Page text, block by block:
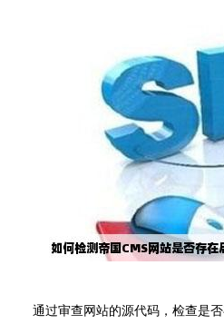
通过审查网站的源代码，检查是